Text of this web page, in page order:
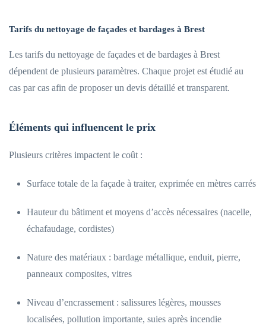
Tarifs du nettoyage de façades et bardages à Brest
Les tarifs du nettoyage de façades et de bardages à Brest
dépendent de plusieurs paramètres. Chaque projet est étudié au
cas par cas afin de proposer un devis détaillé et transparent.
Éléments qui influencent le prix
Plusieurs critères impactent le coût :
Surface totale de la façade à traiter, exprimée en mètres carrés
Hauteur du bâtiment et moyens d’accès nécessaires (nacelle,
échafaudage, cordistes)
Nature des matériaux : bardage métallique, enduit, pierre,
panneaux composites, vitres
Niveau d’encrassement : salissures légères, mousses
localisées, pollution importante, suies après incendie